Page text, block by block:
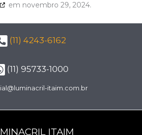
em novembro 29, 2024.
(11) 4243-6162
(11) 95733-1000
itaim.com.br
ITAIM